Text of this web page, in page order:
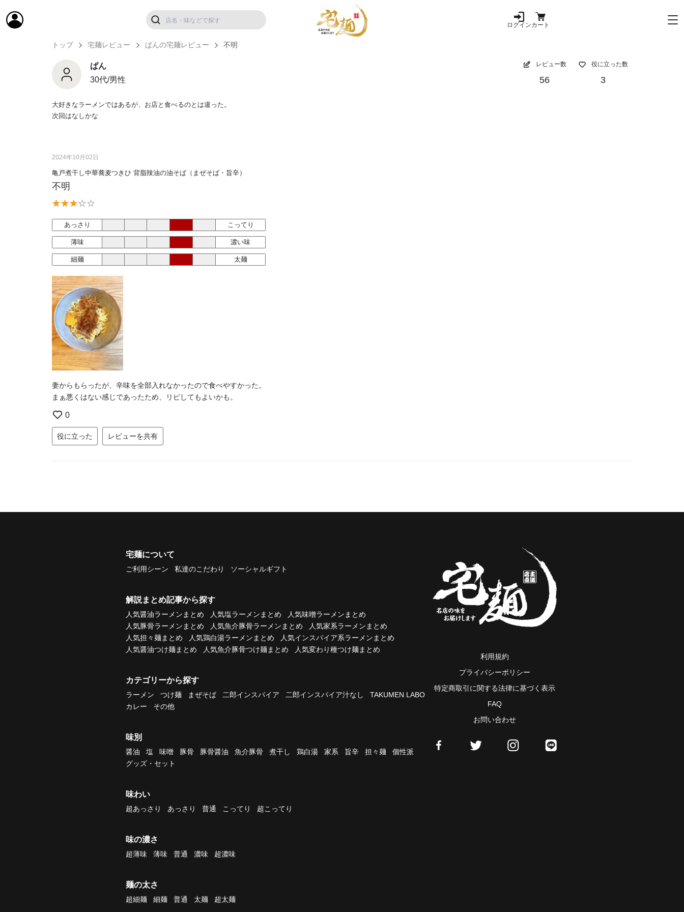
ログインカート
トップ 宅麺レビュー ぱんの宅麺レビュー 不明
ぱん
30代/男性
大好きなラーメンではあるが、お店と食べるのとは違った。
次回はなしかな
レビュー数
56
役に立った数
3
2024年10月02日
亀戸煮干し中華蕎麦つきひ 背脂辣油の油そば（まぜそば・旨辛）
不明
あっさり こってり
薄味 濃い味
細麺 太麺
妻からもらったが、辛味を全部入れなかったので食べやすかった。
まぁ悪くはない感じであったため、リピしてもよいかも。
0
役に立った レビューを共有
宅麺について
ご利用シーン 私達のこだわり ソーシャルギフト
解説まとめ記事から探す
人気醤油ラーメンまとめ 人気塩ラーメンまとめ
人気味噌ラーメンまとめ
人気豚骨ラーメンまとめ
人気魚介豚骨ラーメンまとめ
人気家系ラーメンまとめ
人気担々麺まとめ
人気鶏白湯ラーメンまとめ
人気インスパイア系ラーメンまとめ
人気醤油つけ麺まとめ
人気魚介豚骨つけ麺まとめ 人気変わり種つけ麺まとめ
カテゴリーから探す
ラーメン つけ麺 まぜそば 二郎インスパイア 二郎インスパイア汁なし
TAKUMEN LABO
カレー
その他
味別
醤油 塩 味噌 豚骨 豚骨醤油 魚介豚骨 煮干し 鶏白湯 家系 旨辛 担々麺
個性派
グッズ・セット
味わい
超あっさり あっさり 普通 こってり 超こってり
味の濃さ
超薄味 薄味 普通 濃味 超濃味
麺の太さ
超細麺 細麺 普通 太麺 超太麺
利用規約
プライバシーポリシー
特定商取引に関する法律に基づく表示
FAQ
お問い合わせ